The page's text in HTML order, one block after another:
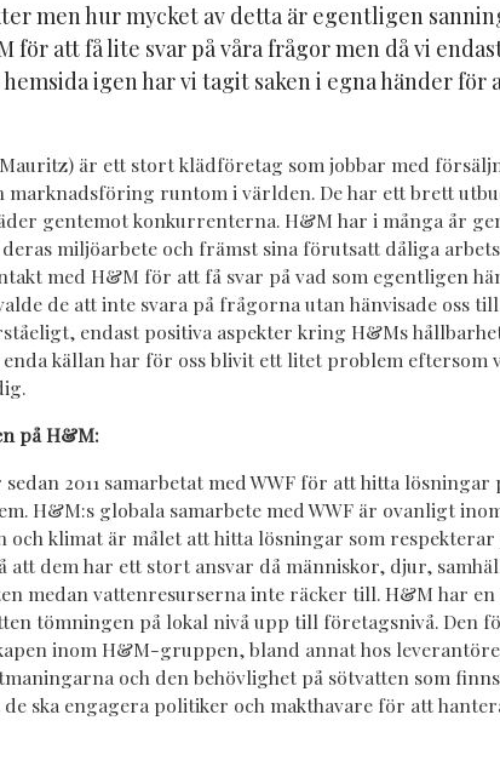
men hur mycket av detta är egentligen
för att få lite svar på våra frågor men då vi
igen har vi tagit saken i egna händer för
är ett stort klädföretag som jobbar med
marknadsföring runtom i världen. De har ett brett
gentemot konkurrenterna. H&M har i många år
miljöarbete och främst sina förutsatt dåliga
med H&M för att få svar på vad som egentligen
de att inte svara på frågorna utan hänvisade oss
endast positiva aspekter kring H&Ms
enda källan har för oss blivit ett litet problem eftersom
på H&M:
2011 samarbetat med WWF för att hitta
H&M:s globala samarbete med WWF är ovanligt
och klimat är målet att hitta lösningar som
att dem har ett stort ansvar då människor, djur,
medan vattenresurserna inte räcker till. H&M har
tömningen på lokal nivå upp till företagsnivå. Den
inom H&M-gruppen, bland annat hos
och den behövlighet på sötvatten som
ska engagera politiker och makthavare för att